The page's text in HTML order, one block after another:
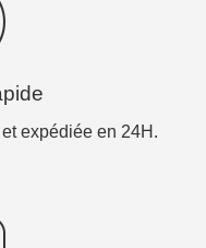
expédiée en 24H.